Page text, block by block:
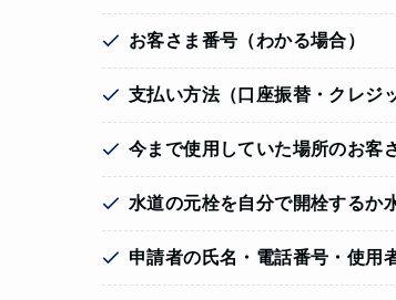
お客さま番号（わかる場合）
支払い方法（口座振替・クレジ
今まで使用していた場所のお客
水道の元栓を自分で開栓するか
申請者の氏名・電話番号・使用